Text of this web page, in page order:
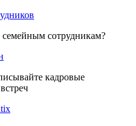
семейным сотрудникам?
кадровые